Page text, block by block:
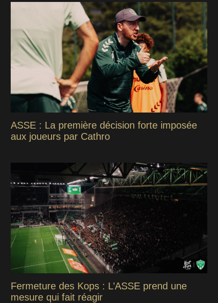
ASSE : La première décision forte imposée
aux joueurs par Cathro
Fermeture des Kops : L’ASSE prend une
mesure qui fait réagir